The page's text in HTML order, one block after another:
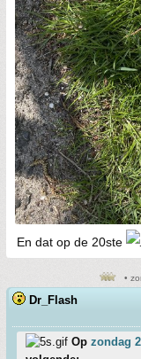
En dat op de 20ste
•
Dr_Flash
Op zondag